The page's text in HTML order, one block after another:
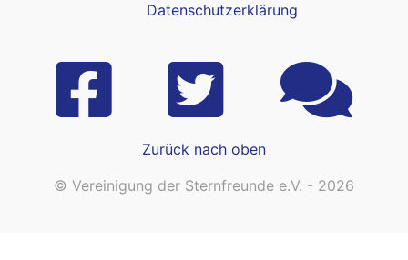
Datenschutzerklärung
Zurück nach oben
© Vereinigung der Sternfreunde e.V. - 2026